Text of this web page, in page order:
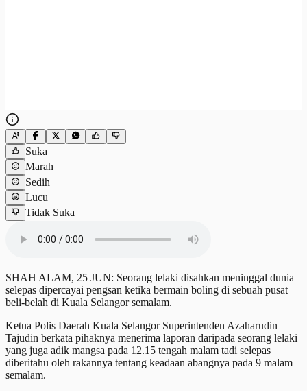
Suka
Marah
Sedih
Lucu
Tidak Suka
SHAH ALAM, 25 JUN: Seorang lelaki disahkan meninggal dunia
selepas dipercayai pengsan ketika bermain boling di sebuah pusat
beli-belah di Kuala Selangor semalam.
Ketua Polis Daerah Kuala Selangor Superintenden Azaharudin
Tajudin berkata pihaknya menerima laporan daripada seorang lelaki
yang juga adik mangsa pada 12.15 tengah malam tadi selepas
diberitahu oleh rakannya tentang keadaan abangnya pada 9 malam
semalam.